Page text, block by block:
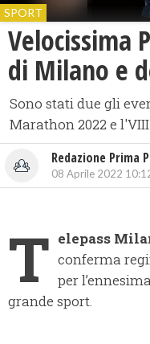
SPORT
Velocissima
di Milano e
Sono stati due gli
Marathon 2022 e
Redazione Prima
08 Aprile 2022
T elepass
conferma
per
grande sport.